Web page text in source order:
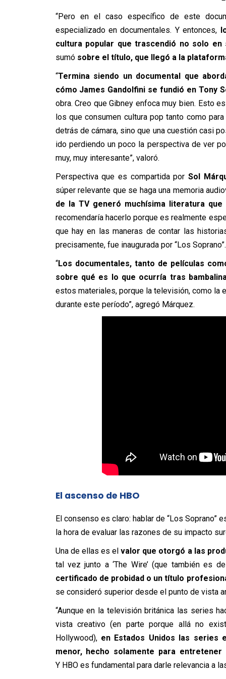
“Pero en el caso específico de este
especializado en documentales. Y entonces,
cultura popular que trascendió no solo
sumó sobre el título, que llegó a la
“Termina siendo un documental que
cómo James Gandolfini se fundió en Tony
obra. Creo que Gibney enfoca muy bien. Esto
los que consumen cultura pop tanto como
detrás de cámara, sino que una cuestión casi
ido perdiendo un poco la perspectiva de ver
muy, muy interesante”, valoró.
Perspectiva que es compartida por Sol
súper relevante que se haga una memoria
de la TV generó muchísima literatura
recomendaría hacerlo porque es realmente
que hay en las maneras de contar las
precisamente, fue inaugurada por “Los Soprano”.
“Los documentales, tanto de películas
sobre qué es lo que ocurría tras
estos materiales, porque la televisión, como la
durante este período”, agregó Márquez.
El ascenso de HBO
El consenso es claro: hablar de “Los Soprano”
la hora de evaluar las razones de su impacto
Una de ellas es elvalor que otorgó a las
tal vez junto a ‘The Wire’ (que también es
certificado de probidad o un título
se consideró superior desde el punto de vista
“Aunque en la televisión británica las series
vista creativo (en parte porque allá no
Hollywood), en Estados Unidos las series
menor, hecho solamente para
Y HBO es fundamental para darle relevancia a